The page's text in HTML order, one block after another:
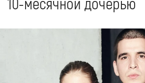
10-месячной дочерью